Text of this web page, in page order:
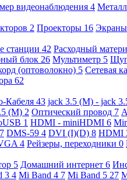
видеонаблюдения 4
2 Проекторы 16 Экраны
станции 42 Расходный
блок 26 Мультиметр 5
(оптоволокно) 5 Сетевая
62
Кабеля 43 jack 3.5 (M) - jack
(M) 2 Оптический провод 7
1 HDMI - miniHDMI 6
7 DMS-59 4 DVI (I)(D) 8 HDMI
4 Рейзеры, переходники 0
5 Домашний интернет 6
3 4 Mi Band 4 7 Mi Band 5 27